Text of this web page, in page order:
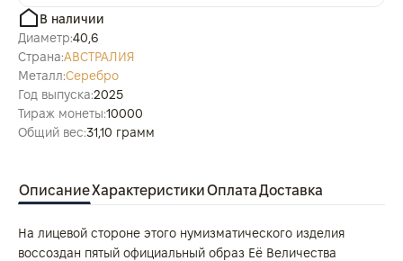
В наличии
Диаметр:40,6
Страна:АВСТРАЛИЯ
Металл:Серебро
Год выпуска:2025
Тираж монеты:10000
Общий вес:31,10 грамм
ОписаниеХарактеристикиОплатаДоставка
На лицевой стороне этого нумизматического изделия
воссоздан пятый официальный образ Её Величества